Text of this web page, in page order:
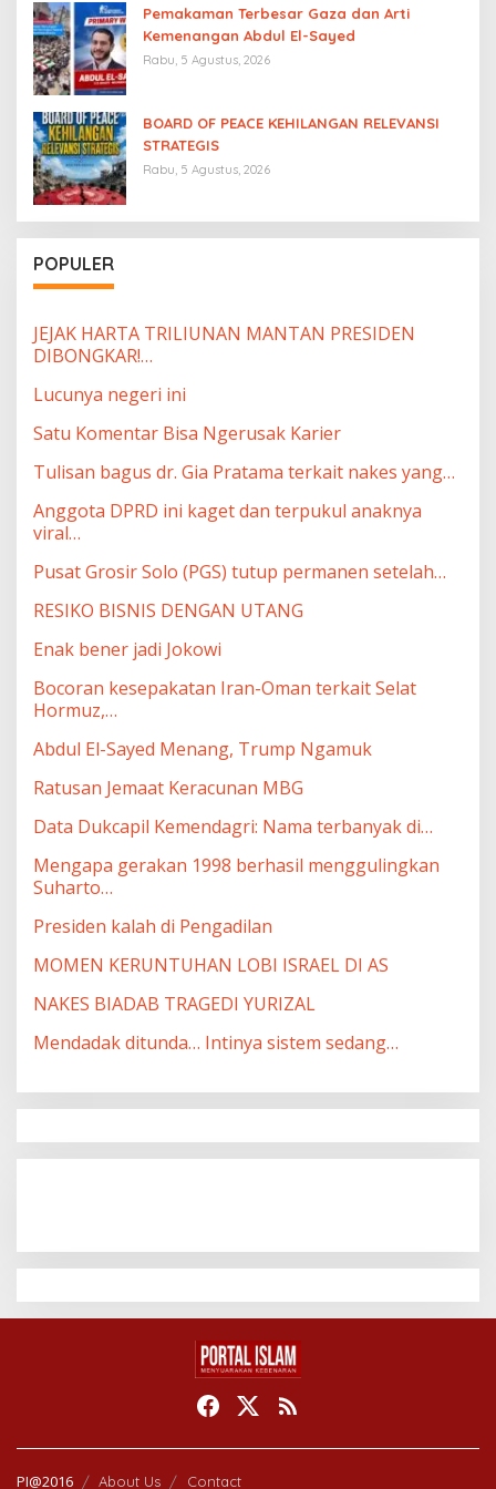
Pemakaman Terbesar Gaza dan Arti
Kemenangan Abdul El-Sayed
Rabu, 5 Agustus, 2026
BOARD OF PEACE KEHILANGAN RELEVANSI
STRATEGIS
Rabu, 5 Agustus, 2026
POPULER
JEJAK HARTA TRILIUNAN MANTAN PRESIDEN
DIBONGKAR!…
Lucunya negeri ini
Satu Komentar Bisa Ngerusak Karier
Tulisan bagus dr. Gia Pratama terkait nakes yang…
Anggota DPRD ini kaget dan terpukul anaknya
viral…
Pusat Grosir Solo (PGS) tutup permanen setelah…
RESIKO BISNIS DENGAN UTANG
Enak bener jadi Jokowi
Bocoran kesepakatan Iran-Oman terkait Selat
Hormuz,…
Abdul El-Sayed Menang, Trump Ngamuk
Ratusan Jemaat Keracunan MBG
Data Dukcapil Kemendagri: Nama terbanyak di…
Mengapa gerakan 1998 berhasil menggulingkan
Suharto…
Presiden kalah di Pengadilan
MOMEN KERUNTUHAN LOBI ISRAEL DI AS
NAKES BIADAB TRAGEDI YURIZAL
Mendadak ditunda… Intinya sistem sedang…
PI@2016 About Us Contact